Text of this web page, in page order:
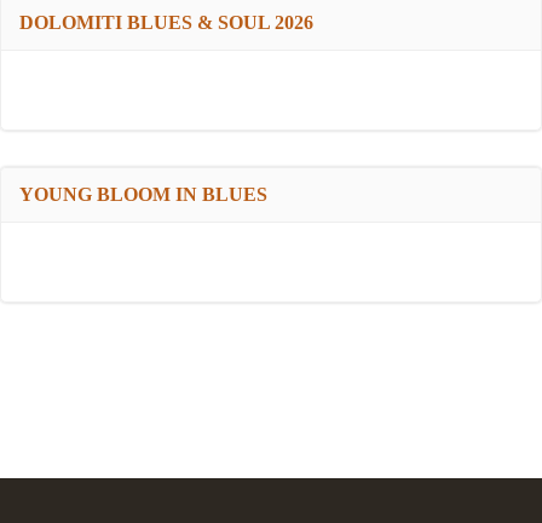
DOLOMITI BLUES & SOUL 2026
YOUNG BLOOM IN BLUES